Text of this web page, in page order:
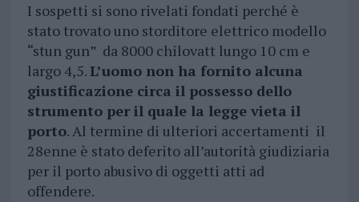
I sospetti si sono rivelati fondati perché è
stato trovato uno storditore elettrico modello
“stun gun” da 8000 chilovatt lungo 10 cm e
largo 4,5.L’uomo non ha fornito alcuna
giustificazione circa il possesso dello
strumento per il quale la legge vieta il
porto. Al termine di ulteriori accertamenti il
28enne è stato deferito all’autorità giudiziaria
per il porto abusivo di oggetti atti ad
offendere.